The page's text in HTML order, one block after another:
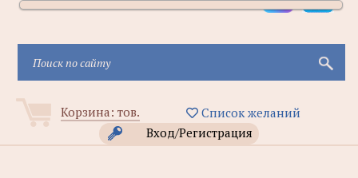
Корзина: тов.
Список желаний
Вход/Регистрация